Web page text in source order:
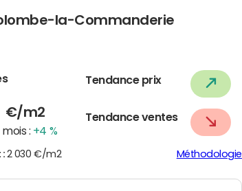
la-Commanderie
€/m2
: +4 %
Tendance prix
Tendance ventes
: 2 030 €/m2 Méthodologie